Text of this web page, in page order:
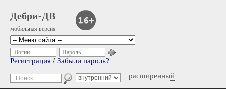
Дебри-ДВ
мобильная версия
расширенный
Логин Пароль
Регистрация / Забыли пароль?